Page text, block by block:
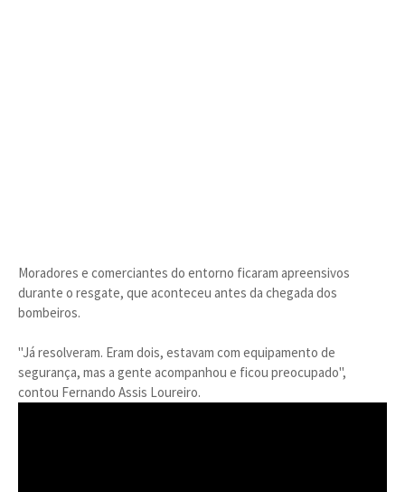
Moradores e comerciantes do entorno ficaram apreensivos
durante o resgate, que aconteceu antes da chegada dos
bombeiros.
"Já resolveram. Eram dois, estavam com equipamento de
segurança, mas a gente acompanhou e ficou preocupado",
contou Fernando Assis Loureiro.